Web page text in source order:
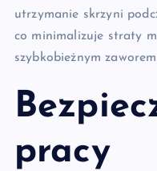
utrzymanie skrzyni
co minimalizuje straty
szybkobieżnym
pracy